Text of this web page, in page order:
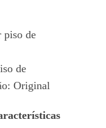
de
Original